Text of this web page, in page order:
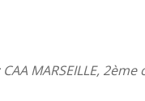
MARSEILLE,